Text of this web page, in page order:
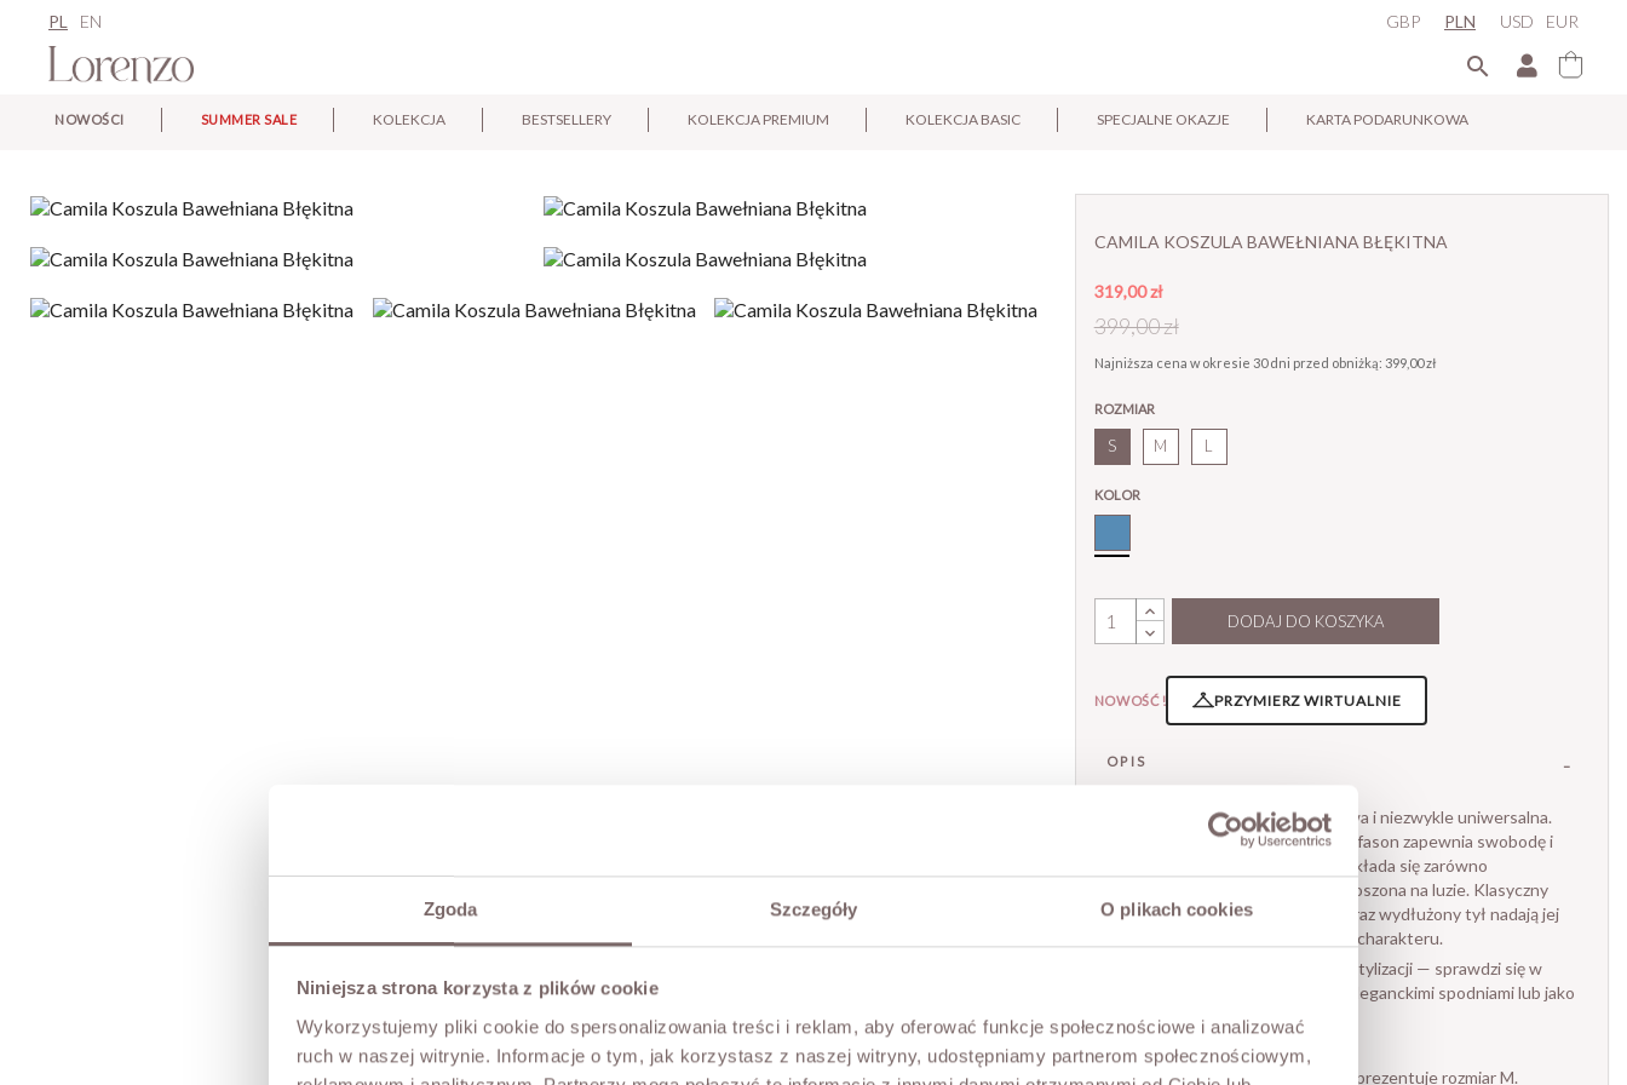
Zgoda Szczegóły O plikach cookies
Niniejsza strona korzysta z plików cookie
Wykorzystujemy pliki cookie do spersonalizowania treści i reklam, aby oferować funkcje społecznościowe i analizować
ruch w naszej witrynie. Informacje o tym, jak korzystasz z naszej witryny, udostępniamy partnerom społecznościowym,
PL EN EUR
GBP PLN USD

NOWOŚCI SUMMER SALE KOLEKCJA BESTSELLERY KOLEKCJA PREMIUM KOLEKCJA BASIC SPECJALNE OKAZJE KARTA PODARUNKOWA
CAMILA KOSZULA BAWEŁNIANA BŁĘKITNA
319,00 zł
399,00 zł
Najniższa cena w okresie 30 dni przed obniżką: 399,00 zł
ROZMIAR
S M L
KOLOR
DODAJ DO KOSZYKA
NOWOŚĆ! PRZYMIERZ WIRTUALNIE
OPIS
Minimalistyczna, ponadczasowa i niezwykle uniwersalna.
Luźniejszy, lekko oversize’owy fason zapewnia swobodę i
sprawia, że koszula świetnie układa się zarówno
wpuszczona w spodnie, jak i noszona na luzie. Klasyczny
kołnierzyk, kieszeń na piersi oraz wydłużony tył nadają jej
nowoczesnego, casualowego charakteru.
Idealna baza do codziennych stylizacji — sprawdzi się w
zestawie z jasnym denimem, eleganckimi spodniami lub jako
narzutka na top.
• produkt włoski marki Motel
Modelka ma 173 cm wzrostu i prezentuje rozmiar M.
×
E-mail: